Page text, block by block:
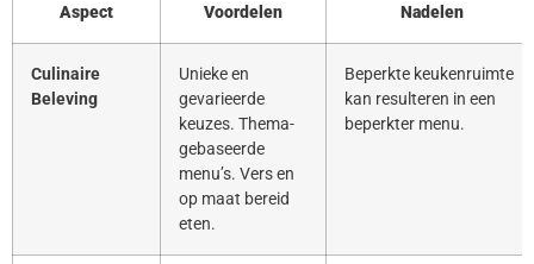
Aspect Voordelen Nadelen
Culinaire
Beleving
Unieke en
gevarieerde
keuzes. Thema-
gebaseerde
menu’s. Vers en
op maat bereid
eten.
Beperkte keukenruimte
kan resulteren in een
beperkter menu.